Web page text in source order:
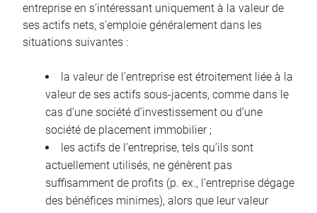
entreprise en s’intéressant uniquement à la valeur de
ses actifs nets, s’emploie généralement dans les
situations suivantes :
la valeur de l’entreprise est étroitement liée à la
valeur de ses actifs sous-jacents, comme dans le
cas d’une société d’investissement ou d’une
société de placement immobilier ;
les actifs de l’entreprise, tels qu’ils sont
actuellement utilisés, ne génèrent pas
suffisamment de profits (p. ex., l’entreprise dégage
des bénéfices minimes), alors que leur valeur